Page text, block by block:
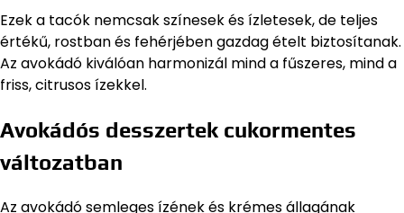
Ezek a tacók nemcsak színesek és ízletesek, de teljes
értékű, rostban és fehérjében gazdag ételt biztosítanak.
Az avokádó kiválóan harmonizál mind a fűszeres, mind a
friss, citrusos ízekkel.
Avokádós desszertek cukormentes
változatban
Az avokádó semleges ízének és krémes állagának